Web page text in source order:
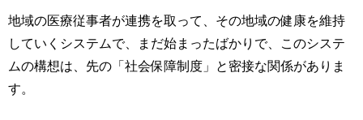
地域の医療従事者が連携を取って、その地域の健康を維持
していくシステムで、まだ始まったばかりで、このシステ
ムの構想は、先の「社会保障制度」と密接な関係がありま
す。